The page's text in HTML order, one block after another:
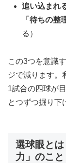
追い込まれ
「待ちの整
る）
この3つを意識
ジで減ります。
1試合の四球が
とつずつ掘り下
選球眼と
力」のこと